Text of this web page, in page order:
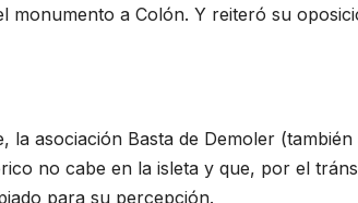
monumento a Colón. Y reiteró su
la asociación Basta de Demoler
no cabe en la isleta y que, por el
para su percepción.